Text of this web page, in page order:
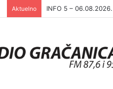
Aktuelno INFO 5 – 05.08.2026